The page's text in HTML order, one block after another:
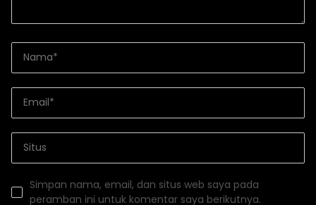
Simpan nama, email, dan situs web saya pada
peramban ini untuk komentar saya berikutnya.